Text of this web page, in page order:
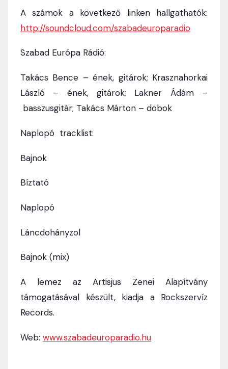
A számok a következő linken hallgathatók:
http://soundcloud.com/szabadeuroparadio
Szabad Európa Rádió:
Takács Bence – ének, gitárok; Krasznahorkai
László – ének, gitárok; Lakner Ádám –
basszusgitár; Takács Márton – dobok
Naplopó tracklist:
Bajnok
Bíztató
Naplopó
Láncdohányzol
Bajnok (mix)
A lemez az Artisjus Zenei Alapítvány
támogatásával készült, kiadja a Rockszervíz
Records.
Web: www.szabadeuroparadio.hu